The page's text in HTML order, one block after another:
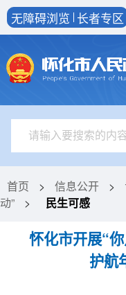
无障碍浏览 长者专区
首页 > 信息公开 >
动”
> 民生可感
怀化市开展“
护航